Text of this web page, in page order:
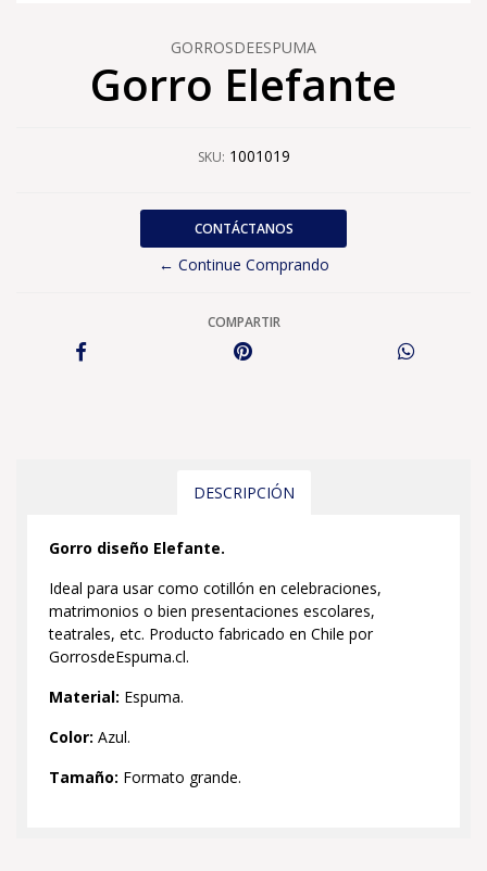
GORROSDEESPUMA
Gorro Elefante
SKU: 1001019
CONTÁCTANOS
← Continue Comprando
COMPARTIR
DESCRIPCIÓN
Gorro diseño Elefante.
Ideal para usar como cotillón en celebraciones,
matrimonios o bien presentaciones escolares,
teatrales, etc. Producto fabricado en Chile por
GorrosdeEspuma.cl.
Material: Espuma.
Color: Azul.
Tamaño: Formato grande.